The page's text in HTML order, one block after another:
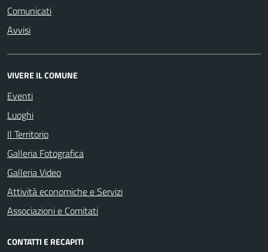
Comunicati
Avvisi
VIVERE IL COMUNE
Eventi
Luoghi
Il Territorio
Galleria Fotografica
Galleria Video
Attività economiche e Servizi
Associazioni e Comitati
CONTATTI E RECAPITI